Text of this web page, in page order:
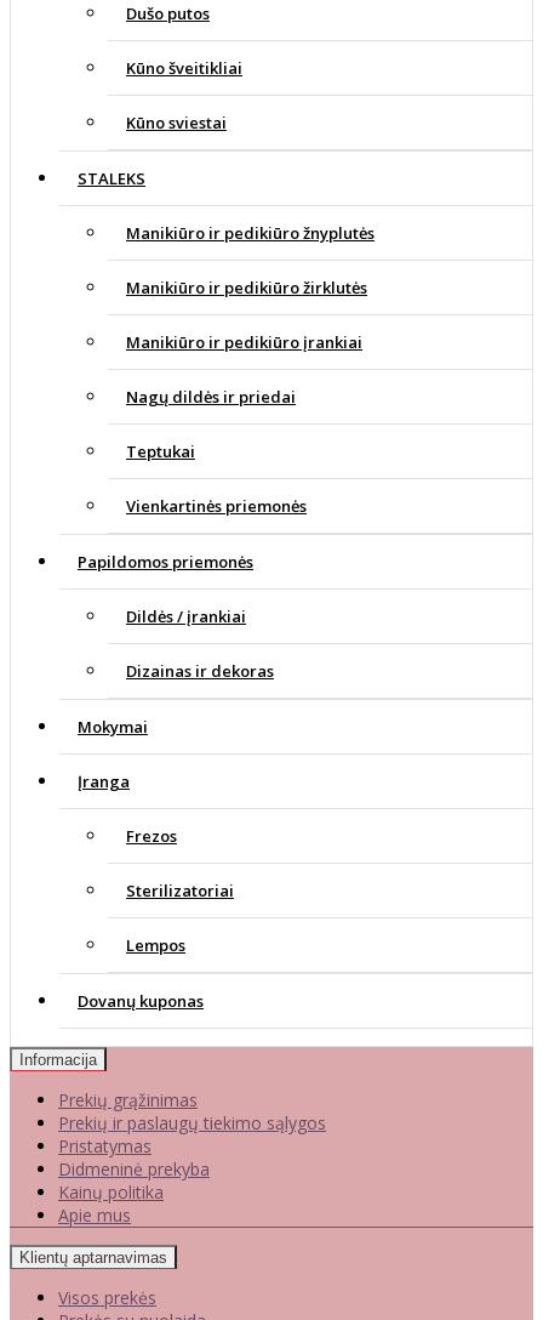
Dušo putos
Kūno šveitikliai
Kūno sviestai
STALEKS
Manikiūro ir pedikiūro žnyplutės
Manikiūro ir pedikiūro žirklutės
Manikiūro ir pedikiūro įrankiai
Nagų dildės ir priedai
Teptukai
Vienkartinės priemonės
Papildomos priemonės
Dildės / įrankiai
Dizainas ir dekoras
Mokymai
Įranga
Frezos
Sterilizatoriai
Lempos
Dovanų kuponas
Informacija
Prekių grąžinimas
Prekių ir paslaugų tiekimo sąlygos
Pristatymas
Didmeninė prekyba
Kainų politika
Apie mus
Klientų aptarnavimas
Visos prekės